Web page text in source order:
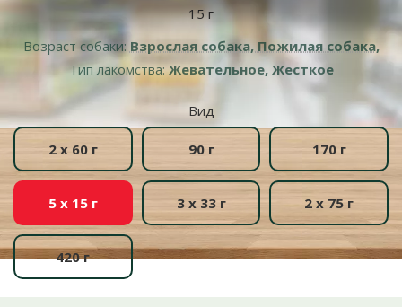
15 г
Возраст собаки: Взрослая собака, Пожилая собака,
Тип лакомства:Жевательное, Жесткое
Вид
2 x 60 г 90 г 170 г
5 x 15 г 3 x 33 г 2 x 75 г
420 г